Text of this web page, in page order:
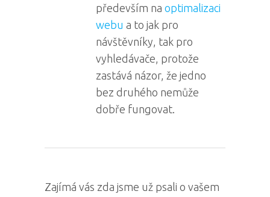
především na optimalizaci
webu a to jak pro
návštěvníky, tak pro
vyhledávače, protože
zastává názor, že jedno
bez druhého nemůže
dobře fungovat.
Zajímá vás zda jsme už psali o vašem